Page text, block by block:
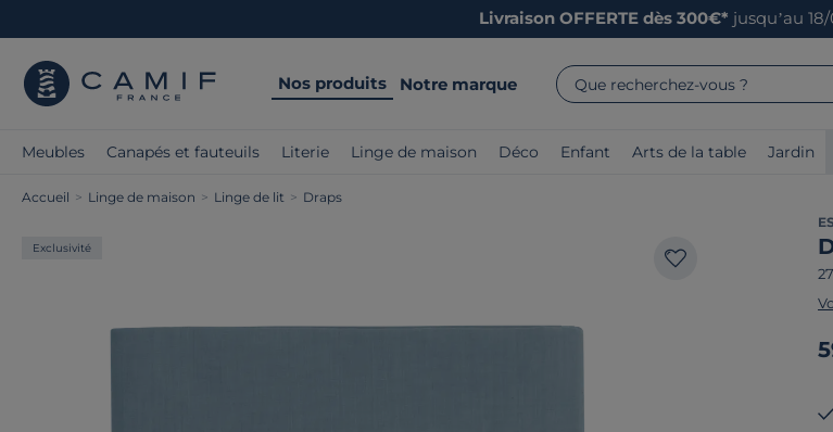
Livraison OFFERTE dès 300€* jusqu’au
Nos produits Notre marque Que recherchez-vous ?
Meubles Canapés et fauteuils Literie Linge de maison Déco Enfant Arts de la table Jardin
Accueil > Linge de maison > Linge de lit > Draps
Exclusivité